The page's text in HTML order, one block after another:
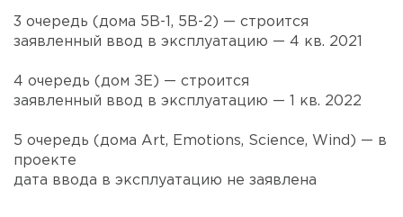
3 очередь (дома 5В-1, 5В-2) — строится
заявленный ввод в эксплуатацию — 4 кв. 2021
4 очередь (дом ЗЕ) — строится
заявленный ввод в эксплуатацию — 1 кв. 2022
5 очередь (дома Art, Emotions, Science, Wind) — в
проекте
дата ввода в эксплуатацию не заявлена